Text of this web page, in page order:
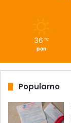
36 ℃
pon
Popularno